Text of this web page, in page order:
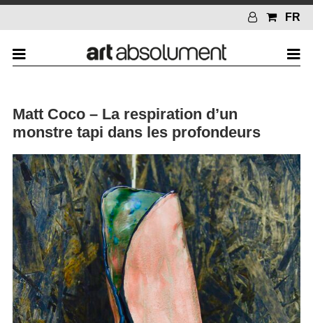
FR
Matt Coco – La respiration d’un
monstre tapi dans les profondeurs